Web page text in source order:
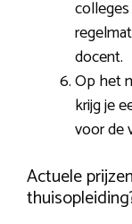
docent.
Op het
krijg je
voor de
Actuele